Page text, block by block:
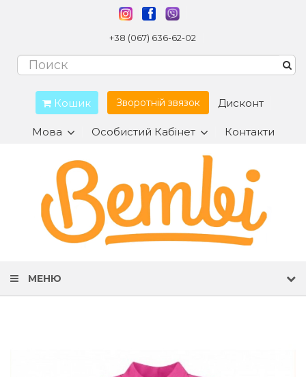
+38 (067) 636-62-02
Кошик Зворотній звязок Дисконт
Мова Особистий Кабінет Контакти
МЕНЮ